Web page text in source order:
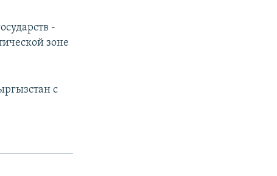
-
зоне
с